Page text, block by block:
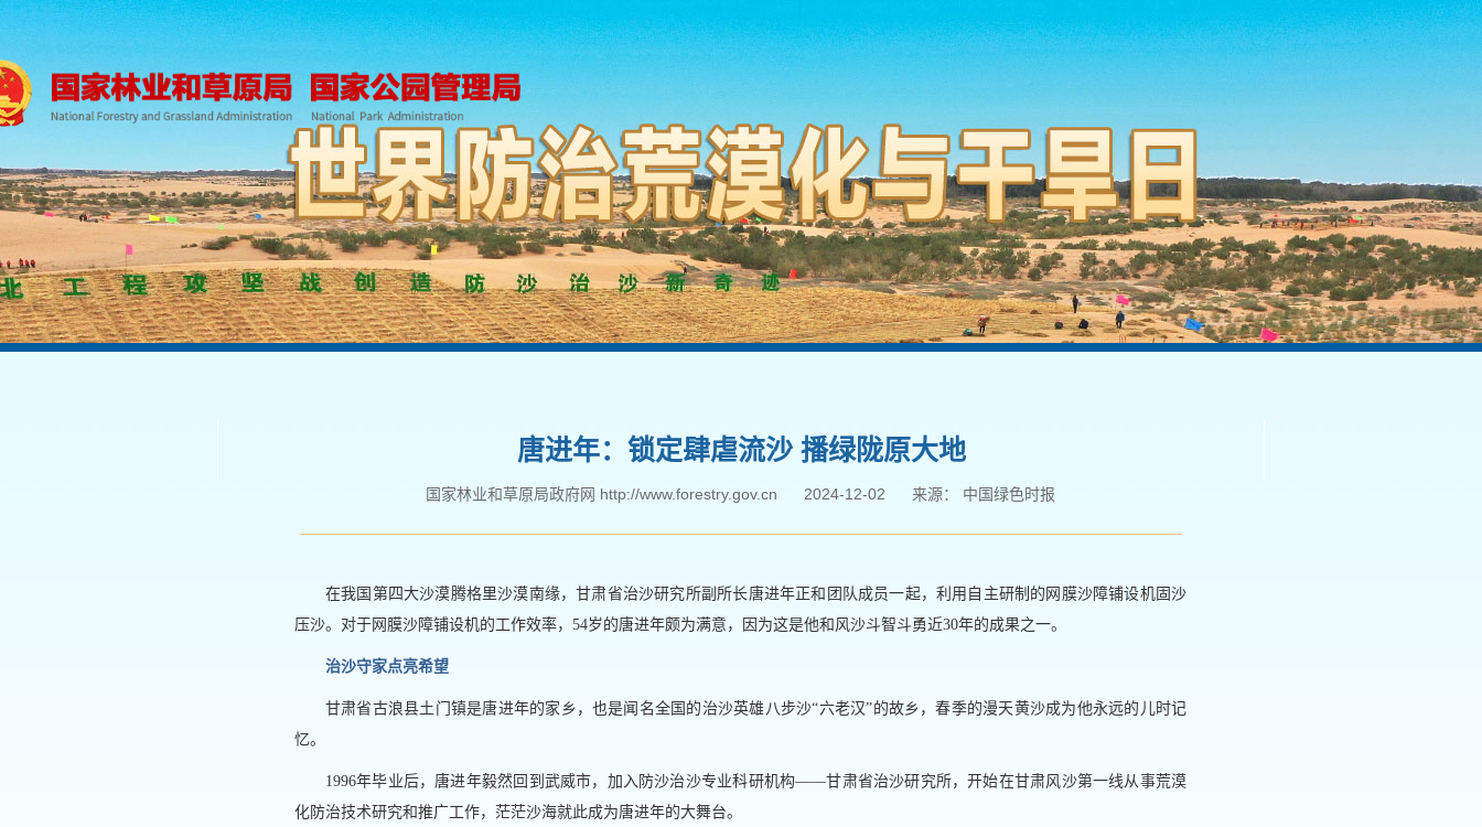
唐进年：锁定肆虐流沙 播绿陇原大地
国家林业和草原局政府网 http://www.forestry.gov.cn 2024-12-02 来源： 中国绿色时报
在我国第四大沙漠腾格里沙漠南缘，甘肃省治沙研究所副所长唐进年正和团队成员一起，利用自主研制的网膜沙障铺设机固沙
压沙。对于网膜沙障铺设机的工作效率，54岁的唐进年颇为满意，因为这是他和风沙斗智斗勇近30年的成果之一。
治沙守家点亮希望
甘肃省古浪县土门镇是唐进年的家乡，也是闻名全国的治沙英雄八步沙“六老汉”的故乡，春季的漫天黄沙成为他永远的儿时记
忆。
1996年毕业后，唐进年毅然回到武威市，加入防沙治沙专业科研机构——甘肃省治沙研究所，开始在甘肃风沙第一线从事荒漠
化防治技术研究和推广工作，茫茫沙海就此成为唐进年的大舞台。